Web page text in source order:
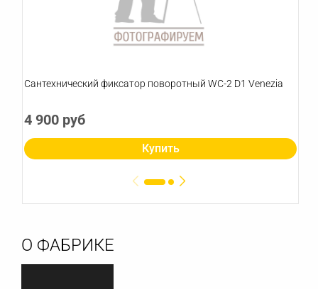
Сантехнический фиксатор поворотный WC-2 D1 Venezia
4 900 руб
Купить
О ФАБРИКЕ